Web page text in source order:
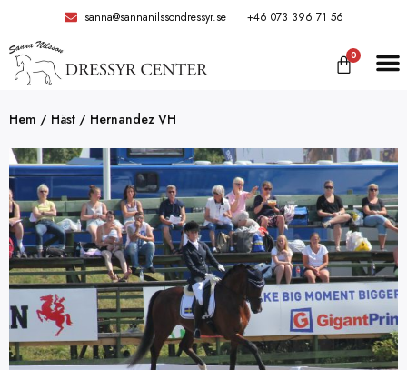
sanna@sannanilssondressyr.se +46 073 396 71 56
0
Hem / Häst / Hernandez VH